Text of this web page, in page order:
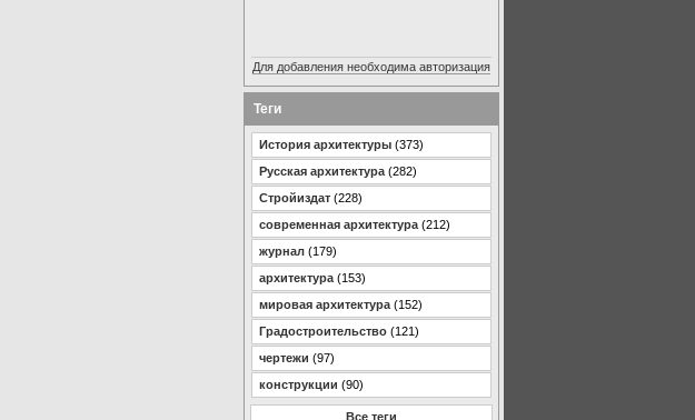
Для добавления необходима авторизация
Теги
История архитектуры (373)
Русская архитектура (282)
Стройиздат (228)
современная архитектура (212)
журнал (179)
архитектура (153)
мировая архитектура (152)
Градостроительство (121)
чертежи (97)
конструкции (90)
Все теги